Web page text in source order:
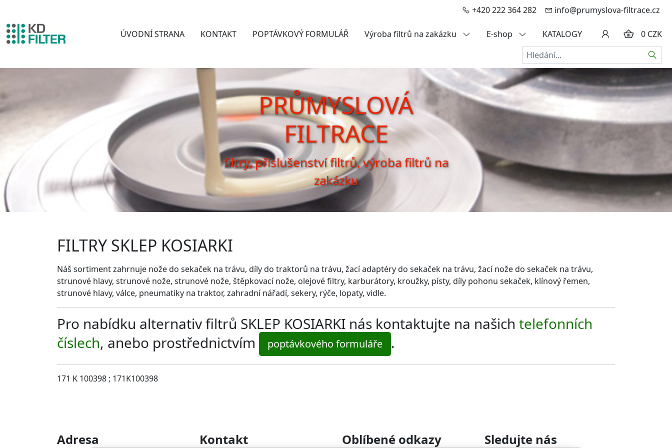
+420 222 364 282 info@prumyslova-filtrace.cz
ÚVODNÍ STRANA KONTAKT POPTÁVKOVÝ FORMULÁŘ Výroba filtrů na zakázku E-shop KATALOGY
0 CZK
Hledat
PRŮMYSLOVÁ
FILTRACE
filtry, příslušenství filtrů, výroba filtrů na
zakázku
FILTRY SKLEP KOSIARKI
Náš sortiment zahrnuje nože do sekaček na trávu, díly do traktorů na trávu, žací adaptéry do sekaček na trávu, žací nože do sekaček na trávu,
strunové hlavy, strunové nože, strunové nože, štěpkovací nože, olejové filtry, karburátory, kroužky, písty, díly pohonu sekaček, klínový řemen,
strunové hlavy, válce, pneumatiky na traktor, zahradní nářadí, sekery, rýče, lopaty, vidle.
Pro nabídku alternativ filtrů SKLEP KOSIARKI nás kontaktujte na našich telefonních
číslech, anebo prostřednictvím poptávkového formuláře .
171 K 100398 ; 171K100398
Adresa Kontakt Oblíbené odkazy Sledujte nás